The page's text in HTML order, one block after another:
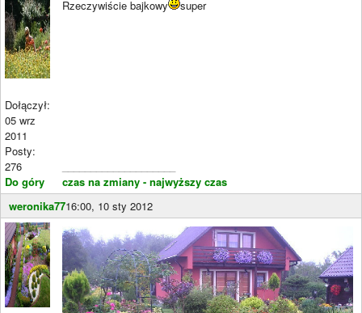
Dołączył:
05 wrz
2011
Posty:
276
Do góry
Rzeczywiście bajkowy super
czas na zmiany - najwyższy czas
weronika7716:00, 10 sty 2012